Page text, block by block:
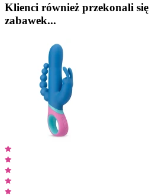
Klienci również przekonali
zabawek...